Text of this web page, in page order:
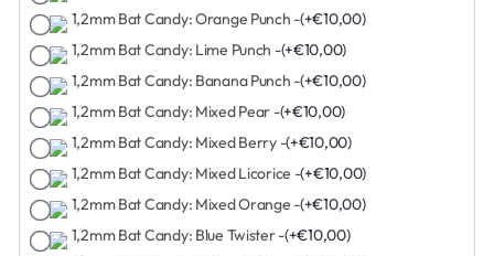
1,2mm Bat Candy: Orange Punch -(+€10,00)
1,2mm Bat Candy: Lime Punch -(+€10,00)
1,2mm Bat Candy: Banana Punch -(+€10,00)
1,2mm Bat Candy: Mixed Pear -(+€10,00)
1,2mm Bat Candy: Mixed Berry -(+€10,00)
1,2mm Bat Candy: Mixed Licorice -(+€10,00)
1,2mm Bat Candy: Mixed Orange -(+€10,00)
1,2mm Bat Candy: Blue Twister -(+€10,00)